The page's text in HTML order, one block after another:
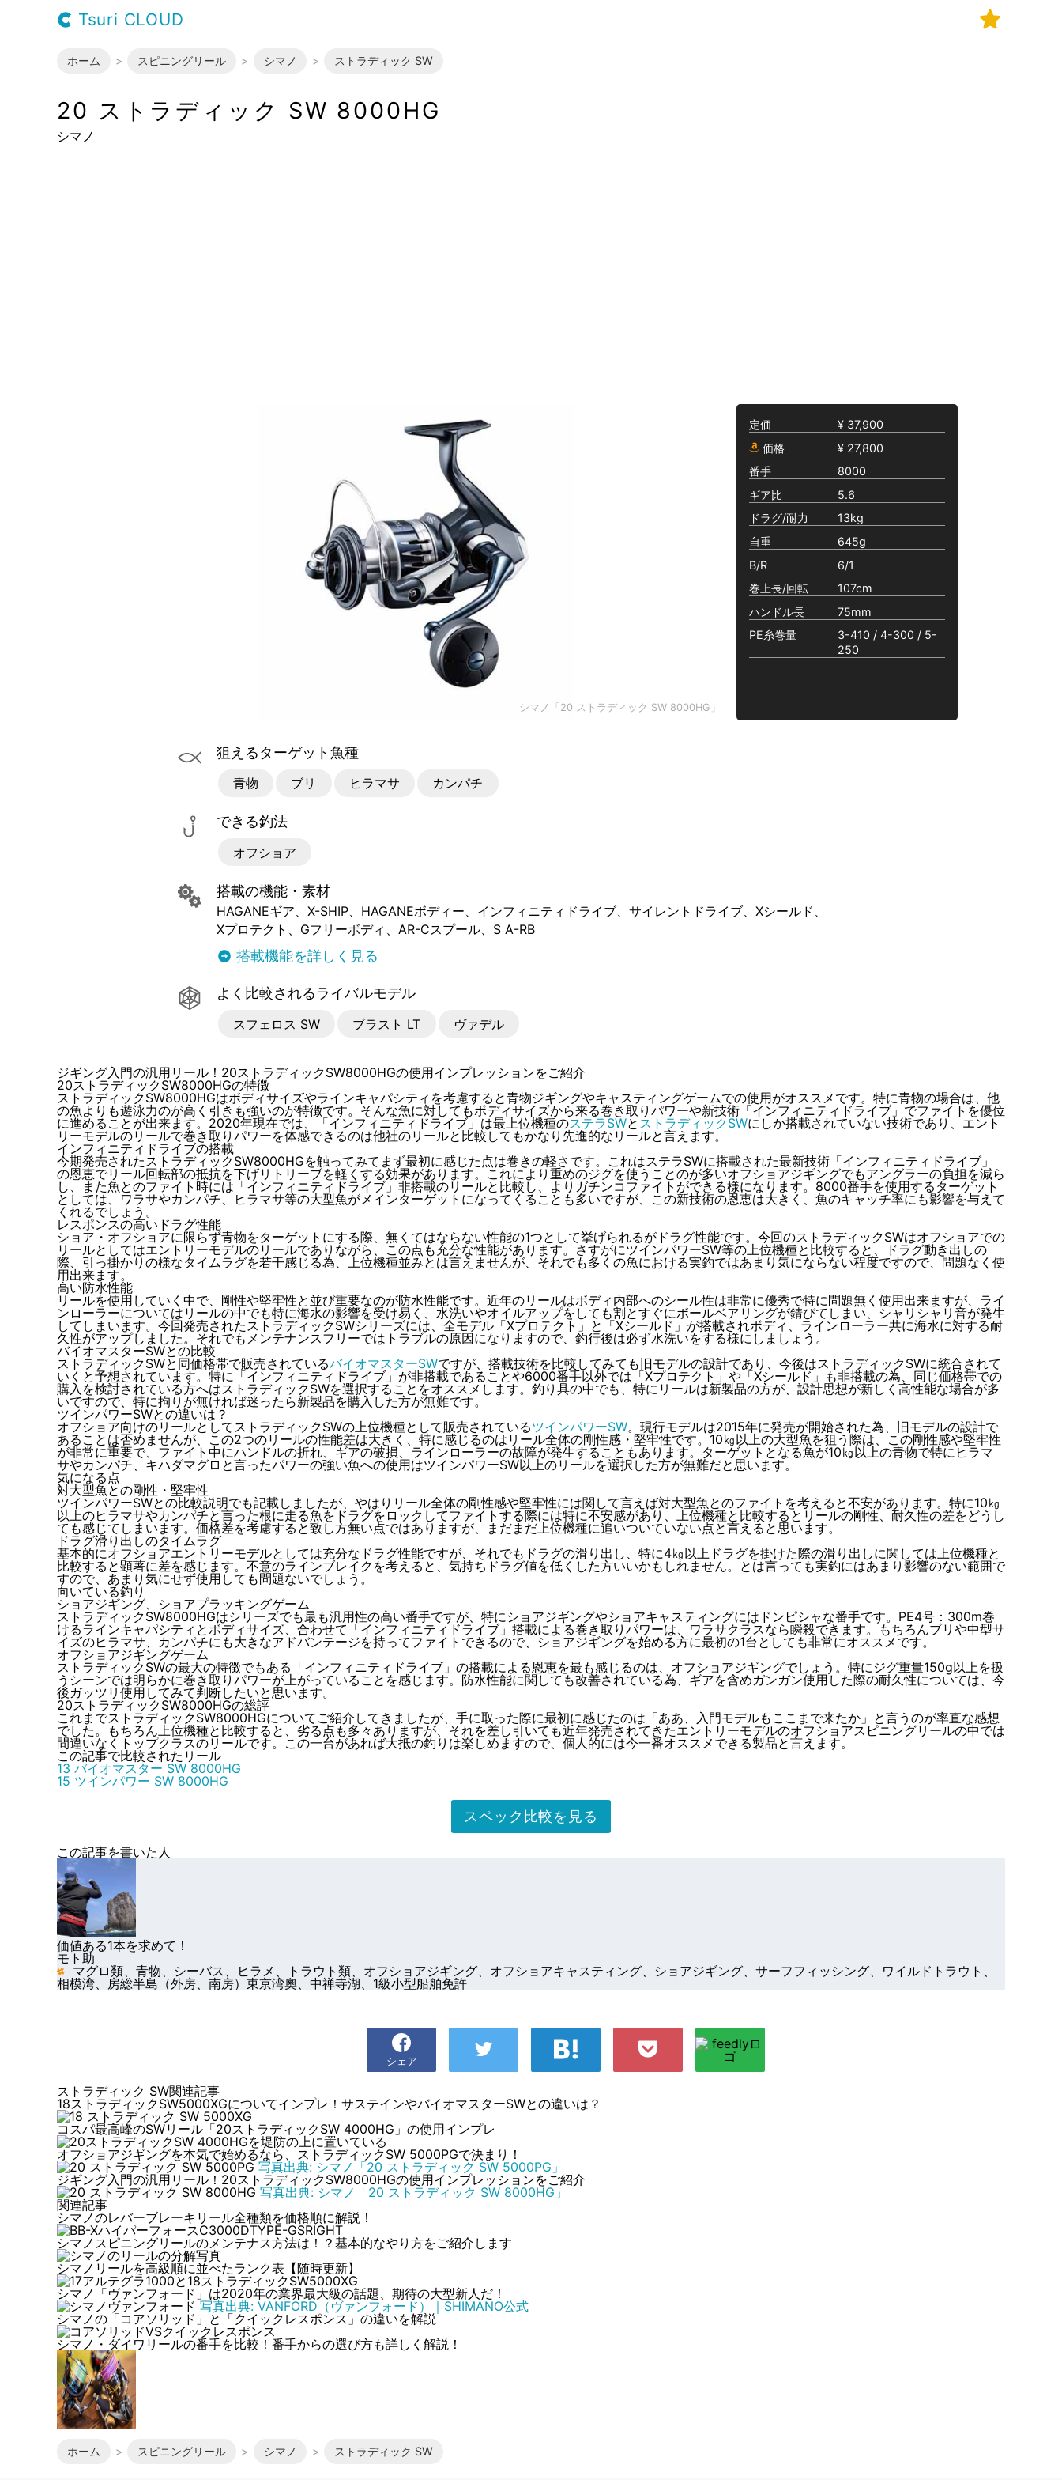
Tsuri CLOUD
ホーム スピニングリール シマノ ストラディック SW
20 ストラディック SW 8000HG
シマノ
シマノ「20 ストラディック SW 8000HG」
定価
¥ 37,900
価格
¥ 27,800
番手
8000
ギア比
5.6
ドラグ/耐力
13kg
自重
645g
B/R
6/1
巻上長/回転
107cm
ハンドル長
75mm
PE糸巻量
3-410 / 4-300 / 5-
250
狙えるターゲット魚種
青物 ブリ ヒラマサ カンパチ
できる釣法
オフショア
搭載の機能・素材
HAGANEギア X-SHIP HAGANEボディー インフィニティドライブ サイレントドライブ
Xシールド
Xプロテクト
Gフリーボディ AR-Cスプール S A-RB
搭載機能を詳しく見る
よく比較されるライバルモデル
スフェロス SW ブラスト LT ヴァデル
ジギング入門の汎用リール！20ストラディックSW8000HGの使用インプレッションをご紹介
20ストラディックSW8000HGの特徴
ストラディックSW8000HGはボディサイズやラインキャパシティを考慮すると青物ジギングやキャスティングゲームでの使用がオススメです。特に青物の場合は、他
の魚よりも遊泳力のが高く引きも強いのが特徴です。そんな魚に対してもボディサイズから来る巻き取りパワーや新技術「インフィニティドライブ」でファイトを優位
に進めることが出来ます。2020年現在では、「インフィニティドライブ」は最上位機種のステラSWと ストラディックSWにしか搭載されていない技術であり、エント
リーモデルのリールで巻き取りパワーを体感できるのは他社のリールと比較してもかなり先進的なリールと言えます。
インフィニティドライブの搭載
今期発売されたストラディックSW8000HGを触ってみてまず最初に感じた点は巻きの軽さです。これはステラSWに搭載された最新技術「インフィニティドライブ」
の恩恵でリール回転部の抵抗を下げリトリーブを軽くする効果があります。これにより重めのジグを使うことのが多いオフショアジギングでもアングラーの負担を減ら
し、また魚とのファイト時には「インフィニティドライブ」非搭載のリールと比較し、よりガチンコファイトができる様になります。8000番手を使用するターゲット
としては、ワラサやカンパチ、ヒラマサ等の大型魚がメインターゲットになってくることも多いですが、この新技術の恩恵は大きく、魚のキャッチ率にも影響を与えて
くれるでしょう。
レスポンスの高いドラグ性能
ショア・オフショアに限らず青物をターゲットにする際、無くてはならない性能の1つとして挙げられるがドラグ性能です。今回のストラディックSWはオフショアでの
リールとしてはエントリーモデルのリールでありながら、この点も充分な性能があります。さすがにツインパワーSW等の上位機種と比較すると、ドラグ動き出しの
際、引っ掛かりの様なタイムラグを若干感じる為、上位機種並みとは言えませんが、それでも多くの魚における実釣ではあまり気にならない程度ですので、問題なく使
用出来ます。
高い防水性能
リールを使用していく中で、剛性や堅牢性と並び重要なのが防水性能です。近年のリールはボディ内部へのシール性は非常に優秀で特に問題無く使用出来ますが、ライ
ンローラーについてはリールの中でも特に海水の影響を受け易く、水洗いやオイルアップをしても割とすぐにボールベアリングが錆びてしまい、シャリシャリ音が発生
してしまいます。今回発売されたストラディックSWシリーズには、全モデル「Xプロテクト」と「Xシールド」が搭載されボディ、ラインローラー共に海水に対する耐
久性がアップしました。それでもメンテナンスフリーではトラブルの原因になりますので、釣行後は必ず水洗いをする様にしましょう。
バイオマスターSWとの比較
ストラディックSWと同価格帯で販売されているバイオマスターSWですが、搭載技術を比較してみても旧モデルの設計であり、今後はストラディックSWに統合されて
いくと予想されています。特に「インフィニティドライブ」が非搭載であることや6000番手以外では「Xプロテクト」や「Xシールド」も非搭載の為、 同じ価格帯での
購入を検討されている方へはストラディックSWを選択することをオススメします。釣り具の中でも、特にリールは新製品の方が、設計思想が新しく高性能な場合が多
いですので、特に拘りが無ければ迷ったら新製品を購入した方が無難です。
ツインパワーSWとの違いは？
オフショア向けのリールとしてストラディックSWの上位機種として販売されているツインパワーSW。現行モデルは2015年に発売が開始された為、旧モデルの設計で
あることは否めませんが、この2つのリールの性能差は大きく、特に感じるのはリール全体の剛性感・堅牢性です。10㎏以上の大型魚を狙う際は、この剛性感や堅牢性
が非常に重要で、ファイト中にハンドルの折れ、ギアの破損、ラインローラーの故障が発生することもあります。ターゲットとなる魚が10㎏以上の青物で特にヒラマ
サやカンパチ、キハダマグロと言ったパワーの強い魚への使用はツインパワーSW以上のリールを選択した方が無難だと思います。
気になる点
対大型魚との剛性・堅牢性
ツインパワーSWとの比較説明でも記載しましたが、やはりリール全体の剛性感や堅牢性には関して言えば対大型魚とのファイトを考えると不安があります。特に10㎏
以上のヒラマサやカンパチと言った根に走る魚をドラグをロックしてファイトする際には特に不安感があり、上位機種と比較するとリールの剛性、耐久性の差をどうし
ても感じてしまいます。価格差を考慮すると致し方無い点ではありますが、まだまだ上位機種に追いついていない点と言えると思います。
ドラグ滑り出しのタイムラグ
基本的にオフショアエントリーモデルとしては充分なドラグ性能ですが、それでもドラグの滑り出し、特に4㎏以上ドラグを掛けた際の滑り出しに関しては上位機種と
比較すると顕著に差を感じます。不意のラインブレイクを考えると、気持ちドラグ値を低くした方いいかもしれません。とは言っても実釣にはあまり影響のない範囲で
すので、あまり気にせず使用しても問題ないでしょう。
向いている釣り
ショアジギング、ショアプラッキングゲーム
ストラディックSW8000HGはシリーズでも最も汎用性の高い番手ですが、特にショアジギングやショアキャスティングにはドンピシャな番手です。PE4号：300m巻
けるラインキャパシティとボディサイズ、合わせて「インフィニティドライブ」搭載による巻き取りパワーは、ワラサクラスなら瞬殺できます。もちろんブリや中型サ
イズのヒラマサ、カンパチにも大きなアドバンテージを持ってファイトできるので、ショアジギングを始める方に最初の1台としても非常にオススメです。
オフショアジギングゲーム
ストラディックSWの最大の特徴でもある「インフィニティドライブ」の搭載による恩恵を最も感じるのは、オフショアジギングでしょう。特にジグ重量150g以上を扱
うシーンでは明らかに巻き取りパワーが上がっていることを感じます。防水性能に関しても改善されている為、ギアを含めガンガン使用した際の耐久性については、今
後ガッツリ使用してみて判断したいと思います。
20ストラディックSW8000HGの総評
これまでストラディックSW8000HGについてご紹介してきましたが、手に取った際に最初に感じたのは「ああ、入門モデルもここまで来たか」と言うのが率直な感想
でした。もちろん上位機種と比較すると、劣る点も多々ありますが、それを差し引いても近年発売されてきたエントリーモデルのオフショアスピニングリールの中では
間違いなくトップクラスのリールです。 この一台があれば大抵の釣りは楽しめますので、個人的には今一番オススメできる製品と言えます。
この記事で比較されたリール
13 バイオマスター SW 8000HG
15 ツインパワー SW 8000HG
スペック比較を見る
この記事を書いた人
価値ある1本を求めて！
モト助
マグロ類、青物、シーバス、ヒラメ、トラウト類、オフショアジギング、オフショアキャスティング、ショアジギング、サーフフィッシング、ワイルドトラウト、
相模湾、房総半島（外房、南房）東京湾奧、中禅寺湖、1級小型船舶免許
シェア
ストラディック SW関連記事
18ストラディックSW5000XGについてインプレ！サステインやバイオマスターSWとの違いは？
コスパ最高峰のSWリール「20ストラディックSW 4000HG」の使用インプレ
オフショアジギングを本気で始めるなら、ストラディックSW 5000PGで決まり！
写真出典: シマノ「20 ストラディック SW 5000PG」
ジギング入門の汎用リール！20ストラディックSW8000HGの使用インプレッションをご紹介
写真出典: シマノ「20 ストラディック SW 8000HG」
関連記事
シマノのレバーブレーキリール全種類を価格順に解説！
シマノスピニングリールのメンテナス方法は！？基本的なやり方をご紹介します
シマノリールを高級順に並べたランク表【随時更新】
シマノ「ヴァンフォード」は2020年の業界最大級の話題、期待の大型新人だ！
写真出典: VANFORD（ヴァンフォード）｜SHIMANO公式
シマノの「コアソリッド」と「クイックレスポンス」の違いを解説
シマノ・ダイワリールの番手を比較！番手からの選び方も詳しく解説！
ホーム スピニングリール シマノ ストラディック SW